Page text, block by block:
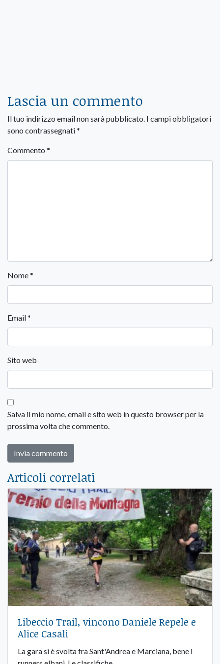
Lascia un commento
Il tuo indirizzo email non sarà pubblicato. I campi obbligatori
sono contrassegnati*
Commento *
Nome*
Email*
Sito web
Salva il mio nome, email e sito web in questo browser per la
prossima volta che commento.
Articoli correlati
Libeccio Trail, vincono Daniele Repele e
Alice Casali
La gara si è svolta fra Sant'Andrea e Marciana, bene i